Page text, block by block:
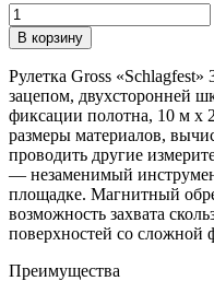
Количество
товара
Рулетка
"Schlagfest",
10
м
x
25
мм,
магнитный
обрезиненный
зацеп,
двусторонняя
шкала,
В корзину
Рулетка Gross
зацепом, двухсторонней
фиксации полотна, 10 м х
размеры материалов,
проводить другие
— незаменимый
площадке. Магнитный
возможность захвата
поверхностей со сложной
Преимущества